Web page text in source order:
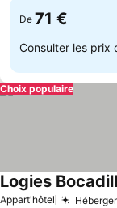
De 71 €
Consulter les prix
Choix populaire
Appart'hôtel
Logies